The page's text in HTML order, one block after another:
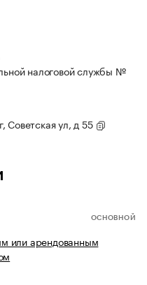
налоговой службы №
Советская ул, д 55
ОСНОВНОЙ
или арендованным